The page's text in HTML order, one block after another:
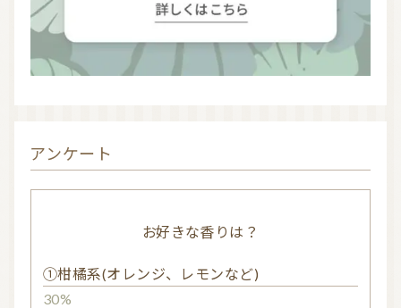
お問い合わせ
アンケート
お好きな香りは？
①柑橘系(オレンジ、レモンなど)
30%